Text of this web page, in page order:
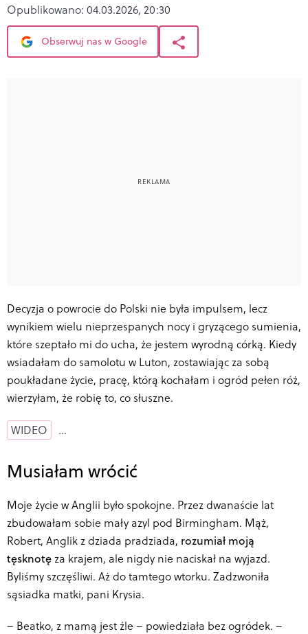
Opublikowano: 04.03.2026, 20:30
Obserwuj nas w Google
Decyzja o powrocie do Polski nie była impulsem, lecz
wynikiem wielu nieprzespanych nocy i gryzącego sumienia,
które szeptało mi do ucha, że jestem wyrodną córką. Kiedy
wsiadałam do samolotu w Luton, zostawiając za sobą
poukładane życie, pracę, którą kochałam i ogród pełen róż,
wierzyłam, że robię to, co słuszne.
WIDEO …
Musiałam wrócić
Moje życie w Anglii było spokojne. Przez dwanaście lat
zbudowałam sobie mały azyl pod Birmingham. Mąż,
Robert, Anglik z dziada pradziada, rozumiał moją
tęsknotęza krajem, ale nigdy nie naciskał na wyjazd.
Byliśmy szczęśliwi. Aż do tamtego wtorku. Zadzwoniła
sąsiadka matki, pani Krysia.
– Beatko, z mamą jest źle – powiedziała bez ogródek. –